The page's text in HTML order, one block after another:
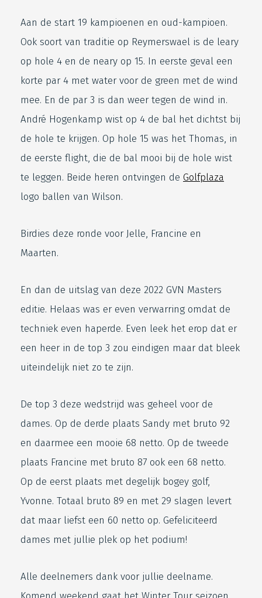
Aan de start 19 kampioenen en oud-kampioen.
Ook soort van traditie op Reymerswael is de leary
op hole 4 en de neary op 15. In eerste geval een
korte par 4 met water voor de green met de wind
mee. En de par 3 is dan weer tegen de wind in.
André Hogenkamp wist op 4 de bal het dichtst bij
de hole te krijgen. Op hole 15 was het Thomas, in
de eerste flight, die de bal mooi bij de hole wist
te leggen. Beide heren ontvingen de Golfplaza
logo ballen van Wilson.
Birdies deze ronde voor Jelle, Francine en
Maarten.
En dan de uitslag van deze 2022 GVN Masters
editie. Helaas was er even verwarring omdat de
techniek even haperde. Even leek het erop dat er
een heer in de top 3 zou eindigen maar dat bleek
uiteindelijk niet zo te zijn.
De top 3 deze wedstrijd was geheel voor de
dames. Op de derde plaats Sandy met bruto 92
en daarmee een mooie 68 netto. Op de tweede
plaats Francine met bruto 87 ook een 68 netto.
Op de eerst plaats met degelijk bogey golf,
Yvonne. Totaal bruto 89 en met 29 slagen levert
dat maar liefst een 60 netto op. Gefeliciteerd
dames met jullie plek op het podium!
Alle deelnemers dank voor jullie deelname.